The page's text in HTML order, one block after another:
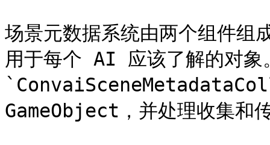
场景元数据系统由两个组件
用于每个 AI 应该了解的对象
GameObject，并处理收集和